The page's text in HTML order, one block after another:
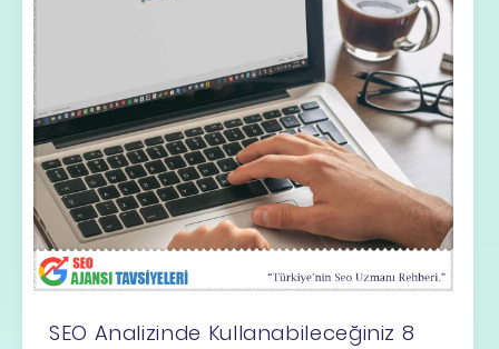
SEO Analizinde Kullanabileceğiniz 8